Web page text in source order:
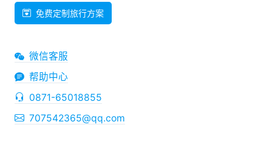
免费定制旅行方案
微信客服
帮助中心
0871-65018855
707542365@qq.com